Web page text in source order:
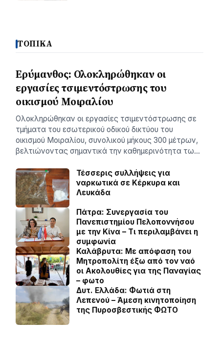
ΤΟΠΙΚΑ
Ερύμανθος: Ολοκληρώθηκαν οι
εργασίες τσιμεντόστρωσης του
οικισμού Μοιραλίου
Ολοκληρώθηκαν οι εργασίες τσιμεντόστρωσης σε
τμήματα του εσωτερικού οδικού δικτύου του
οικισμού Μοιραλίου, συνολικού μήκους 300 μέτρων,
βελτιώνοντας σημαντικά την καθημερινότητα τω…
Τέσσερις συλλήψεις για
ναρκωτικά σε Κέρκυρα και
Λευκάδα
Πάτρα: Συνεργασία του
Πανεπιστημίου Πελοποννήσου
με την Κίνα – Τι περιλαμβάνει η
συμφωνία
Καλάβρυτα: Με απόφαση του
Μητροπολίτη έξω από τον ναό
οι Ακολουθίες για της Παναγίας
– φωτο
Δυτ. Ελλάδα: Φωτιά στη
Λεπενού – Άμεση κινητοποίηση
της Πυροσβεστικής ΦΩΤΟ